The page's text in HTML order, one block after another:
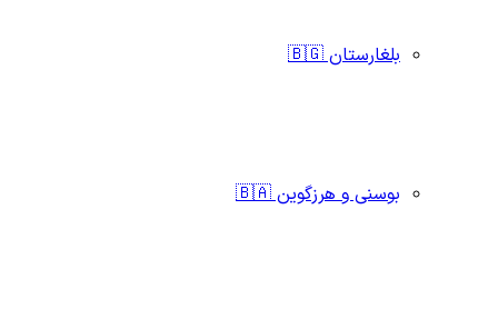
بلغارستان 🇧🇬
بوسنی و هرزگوین 🇧🇦